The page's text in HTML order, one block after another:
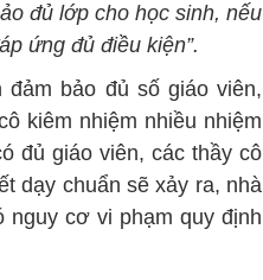
đủ lớp cho học sinh, nếu
ứng đủ điều kiện”.
đảm bảo đủ số giáo viên,
kiêm nhiệm nhiều nhiệm
đủ giáo viên, các thầy cô
dạy chuẩn sẽ xảy ra, nhà
cơ vi phạm quy định